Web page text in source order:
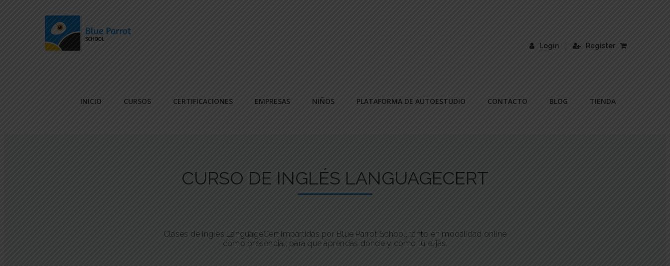
Login | Register
INICIO CURSOS CERTIFICACIONES EMPRESAS NIÑOS PLATAFORMA DE AUTOESTUDIO CONTACTO BLOG TIENDA
CURSO DE INGLÉS LANGUAGECERT
Clases de inglés LanguageCert impartidas por Blue Parrot School, tanto en modalidad online
como presencial, para que aprendas donde y como tú elijas.